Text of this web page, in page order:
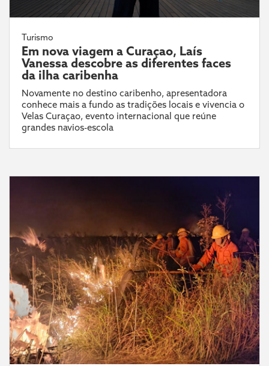
Turismo
Em nova viagem a Curaçao, Laís
Vanessa descobre as diferentes faces
da ilha caribenha
Novamente no destino caribenho, apresentadora
conhece mais a fundo as tradições locais e vivencia o
Velas Curaçao, evento internacional que reúne
grandes navios-escola